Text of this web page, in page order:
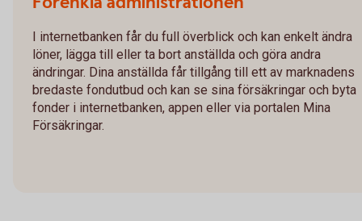
I internetbanken får du full överblick och kan enkelt ändra
löner, lägga till eller ta bort anställda och göra andra
ändringar. Dina anställda får tillgång till ett av marknadens
bredaste fondutbud och kan se sina försäkringar och byta
fonder i internetbanken, appen eller via portalen Mina
Försäkringar.